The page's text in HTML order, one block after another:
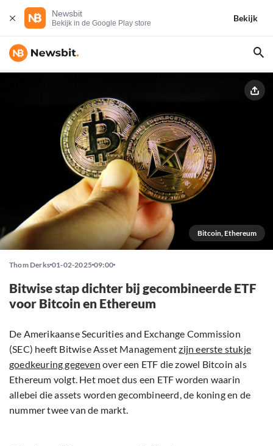
Newsbit
Bekijk in de Google Play store
Bekijk
Bitcoin, Ethereum
Thom Derks 01-02-2025 09:00
Bitwise stap dichter bij gecombineerde ETF
voor Bitcoin en Ethereum
De Amerikaanse Securities and Exchange Commission
(SEC) heeft Bitwise Asset Managementzijn eerste stukje
goedkeuring gegeven over een ETF die zowel Bitcoin als
Ethereum volgt. Het moet dus een ETF worden waarin
allebei die assets worden gecombineerd, de koning en de
nummer twee van de markt.